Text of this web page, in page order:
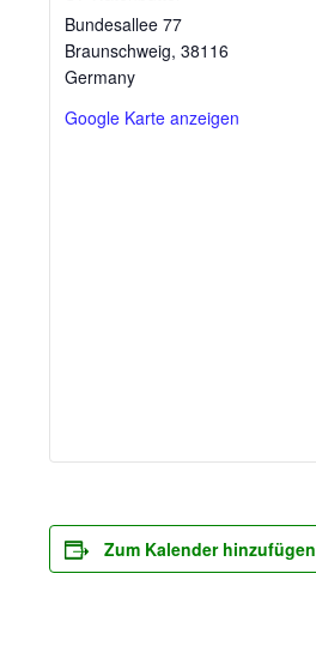
Bundesallee 77
Braunschweig, 38116
Germany
Google Karte anzeigen
Zum Kalender hinzufügen